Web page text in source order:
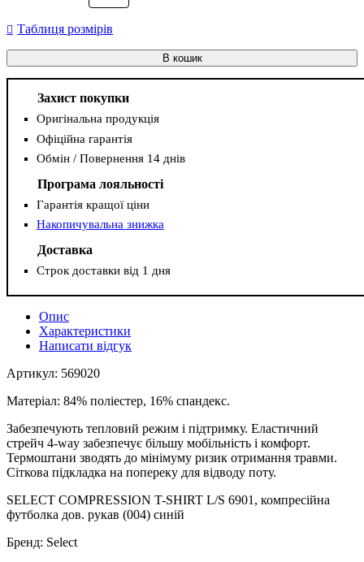
Таблиця розмірів
В кошик
Захист покупки
Оригінальна продукція
Офіційна гарантія
Обмін / Повернення 14 днів
Програма лояльності
Гарантія кращої ціни
Накопичувальна знижка
Доставка
Строк доставки від 1 дня
Опис
Характеристики
Написати відгук
Артикул: 569020
Матеріал: 84% поліестер, 16% спандекс.
Забезпечують тепловий режим і підтримку. Еластичний
стрейч 4-way забезпечує більшу мобільність і комфорт.
Термоштани зводять до мінімуму ризик отримання травми.
Сіткова підкладка на попереку для відводу поту.
SELECT COMPRESSION T-SHIRT L/S 6901, компресійна
футболка дов. рукав (004) синій
Бренд: Select